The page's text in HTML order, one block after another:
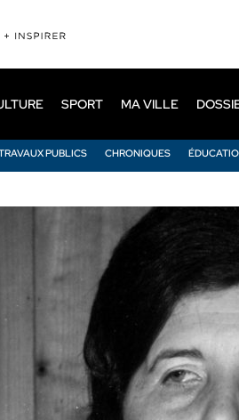
PUBLICS CHRONIQUES
SPORT MA VILLE